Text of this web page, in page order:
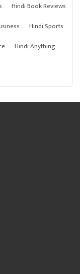
Hindi Book Reviews
Hindi Sports
Hindi Anything